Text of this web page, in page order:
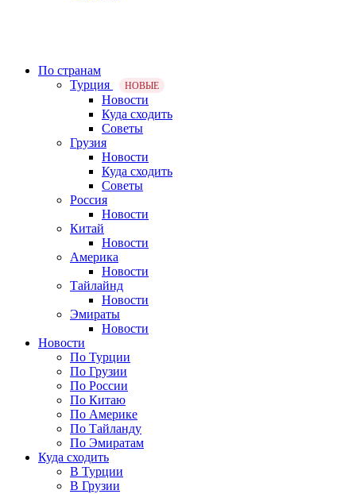
По странам
Турция
НОВЫЕ
Новости
Куда сходить
Советы
Грузия
Новости
Куда сходить
Советы
Россия
Новости
Китай
Новости
Америка
Новости
Тайлайнд
Новости
Эмираты
Новости
Новости
По Турции
По Грузии
По России
По Китаю
По Америке
По Тайланду
По Эмиратам
Куда сходить
В Турции
В Грузии